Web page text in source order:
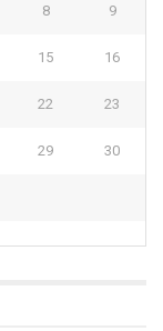
8 9
15 16
22 23
29 30